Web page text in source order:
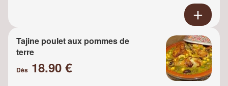
Tajine poulet aux pommes de
terre
Dès 18.90 €